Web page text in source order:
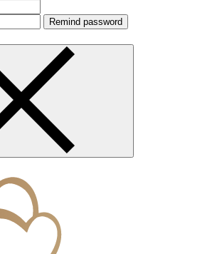
Remind password